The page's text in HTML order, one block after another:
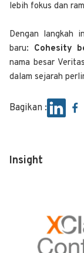
lebih fokus dan
Dengan langkah
baru: Cohesity
nama besar
dalam sejarah
Bagikan :
Insight